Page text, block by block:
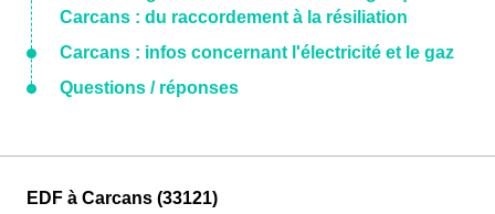
Carcans : du raccordement à la résiliation
Carcans : infos concernant l'électricité et le gaz
Questions / réponses
EDF à Carcans (33121)